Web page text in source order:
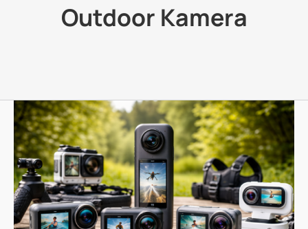
Outdoor Kamera